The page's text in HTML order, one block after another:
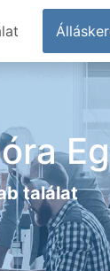
találat